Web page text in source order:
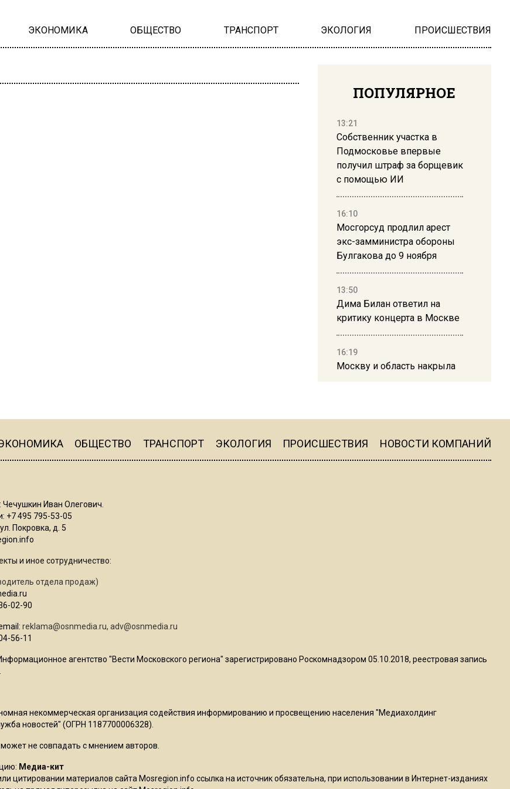
ЭКОНОМИКА ОБЩЕСТВО ТРАНСПОРТ ЭКОЛОГИЯ ПРОИСШЕСТВИЯ
ПОПУЛЯРНОЕ
13:21
Собственник участка в
Подмосковье впервые
получил штраф за борщевик
с помощью ИИ
16:10
Мосгорсуд продлил арест
экс-замминистра обороны
Булгакова до 9 ноября
13:50
Дима Билан ответил на
критику концерта в Москве
16:19
Москву и область накрыла
ограничат движение на
13:50
«Химок»
ОБЩЕСТВО ТРАНСПОРТ ЭКОЛОГИЯ ПРОИСШЕСТВИЯ НОВОСТИ КОМПАНИЙ
Чечушкин Иван Олегович.
+7 495 795-53-05
Покровка, д. 5
и иное сотрудничество:
отдела продаж)
02-90
reklama@osnmedia.ru, adv@osnmedia.ru
56-11
агентство "Вести Московского региона" зарегистрировано Роскомнадзором 05.10.2018, реестровая запись
некоммерческая организация содействия информированию и просвещению населения "Медиахолдинг
новостей" (ОГРН 1187700006328).
не совпадать с мнением авторов.
Медиа-кит
цитировании материалов сайта Mosregion.info ссылка на источник обязательна, при использовании в Интернет-изданиях